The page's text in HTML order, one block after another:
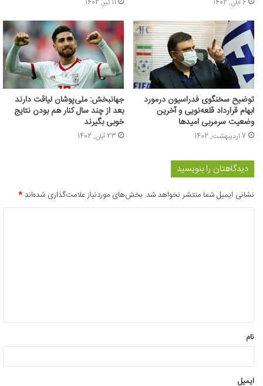
6 آبان, 1402 11 تیر, 1402
توضیح سخنگوی فدراسیون درمورد
ابهام قرارداد قلعه‌نویی و آخرین
وضعیت سرمربی امیدها
7 اردیبهشت, 1402
جهانبخش: ملی‌پوشان لیاقت دارند
بعد از چند سال کنار هم بودن نتایج
خوبی بگیرند
23 آبان, 1402
دیدگاهتان را بنویسید
نشانی ایمیل شما منتشر نخواهد شد. بخش‌های موردنیاز علامت‌گذاری شده‌اند*
*
نام
ایمیل